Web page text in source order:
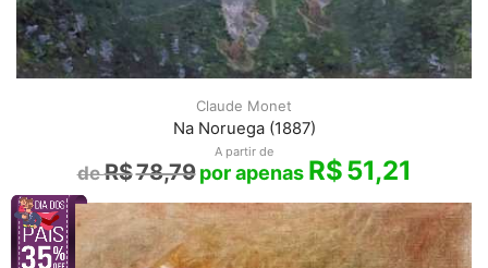
Claude Monet
Na Noruega (1887)
A partir de
R$78,79 R$51,21